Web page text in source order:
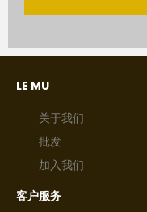
LE MU
关于我们
批发
加入我们
客户服务